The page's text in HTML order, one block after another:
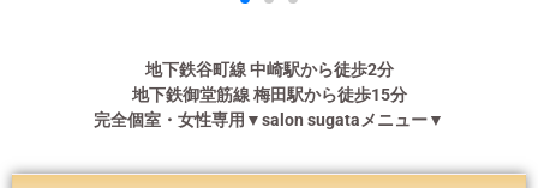
地下鉄谷町線 中崎駅から徒歩2分
地下鉄御堂筋線 梅田駅から徒歩15分
完全個室・女性専用▼salon sugata メニュー▼